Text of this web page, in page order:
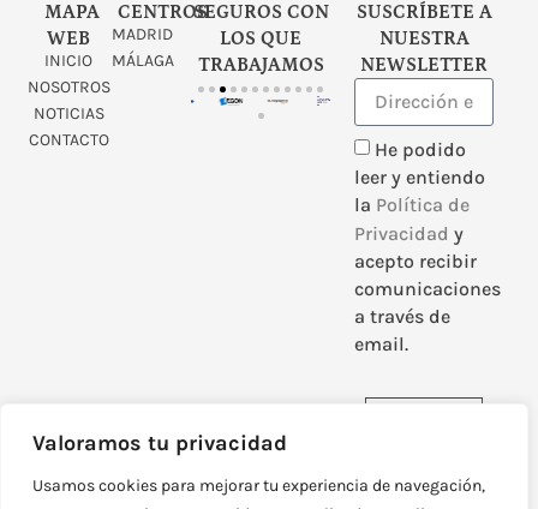
Valoramos tu privacidad
Usamos cookies para mejorar tu experiencia de navegación,
MAPA
WEB
INICIO
NOSOTROS
NOTICIAS
CONTACTO
CENTROS
MADRID
MÁLAGA
SEGUROS CON
LOS QUE
TRABAJAMOS
SUSCRÍBETE A
NUESTRA
NEWSLETTER
He podido
leer y entiendo
la Política de
Privacidad y
acepto recibir
comunicaciones
a través de
email.